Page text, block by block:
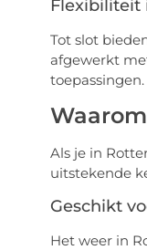
Flexibiliteit
Tot slot
afgewerkt
toepassingen.
Als je in
uitstekende
Geschikt
Het weer in